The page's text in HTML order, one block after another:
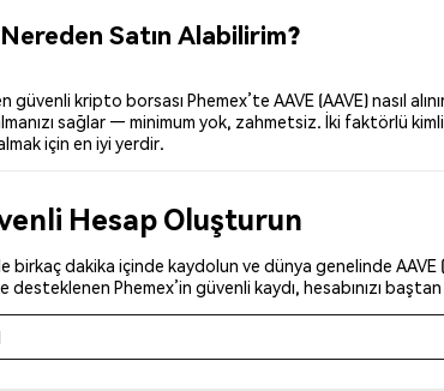
Satın Alabilirim?
güvenli kripto borsası Phemex’te AAVE (AAVE) nasıl
sağlar — minimum yok, zahmetsiz. İki faktörlü
için en iyi yerdir.
Hesap Oluşturun
birkaç dakika içinde kaydolun ve dünya genelinde AAVE
desteklenen Phemex’in güvenli kaydı, hesabınızı